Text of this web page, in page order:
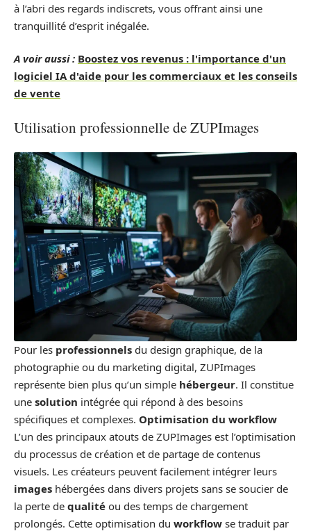
à l’abri des regards indiscrets, vous offrant ainsi une
tranquillité d’esprit inégalée.
A voir aussi : Boostez vos revenus : l'importance d'un
logiciel IA d'aide pour les commerciaux et les conseils
de vente
Utilisation professionnelle de ZUPImages
Pour les professionnels du design graphique, de la
photographie ou du marketing digital, ZUPImages
représente bien plus qu’un simple hébergeur. Il constitue
une solution intégrée qui répond à des besoins
spécifiques et complexes. Optimisation du workflow
L’un des principaux atouts de ZUPImages est l’optimisation
du processus de création et de partage de contenus
visuels. Les créateurs peuvent facilement intégrer leurs
images hébergées dans divers projets sans se soucier de
la perte de qualité ou des temps de chargement
prolongés. Cette optimisation du workflow se traduit par